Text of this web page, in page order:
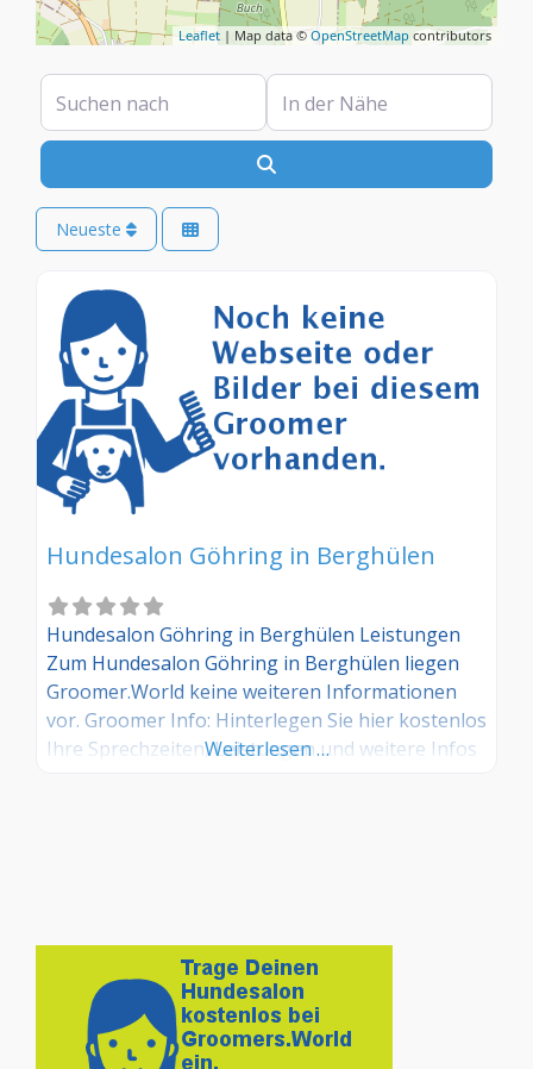
Leaflet | Map data © OpenStreetMap contributors
Suchen nach In der Nähe
Neueste
Hundesalon Göhring in Berghülen
Hundesalon Göhring in Berghülen Leistungen
Zum Hundesalon Göhring in Berghülen liegen
Groomer.World keine weiteren Informationen
vor. Groomer Info: Hinterlegen Sie hier kostenlos
Ihre Sprechzeiten, Leistungen und weitere Infos
Weiterlesen …